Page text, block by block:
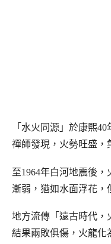
「水火同源」於康熙
禪師發現，火勢旺盛，
至1964年白河地震後
漸弱，猶如水面浮花，
地方流傳「遠古時代，
結果兩敗俱傷，火龍化